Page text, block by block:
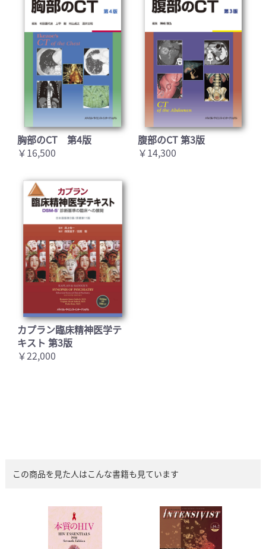
胸部のCT 第4版
￥16,500
腹部のCT 第3版
￥14,300
カプラン臨床精神医学テ
キスト 第3版
￥22,000
この商品を見た人はこんな書籍も見ています